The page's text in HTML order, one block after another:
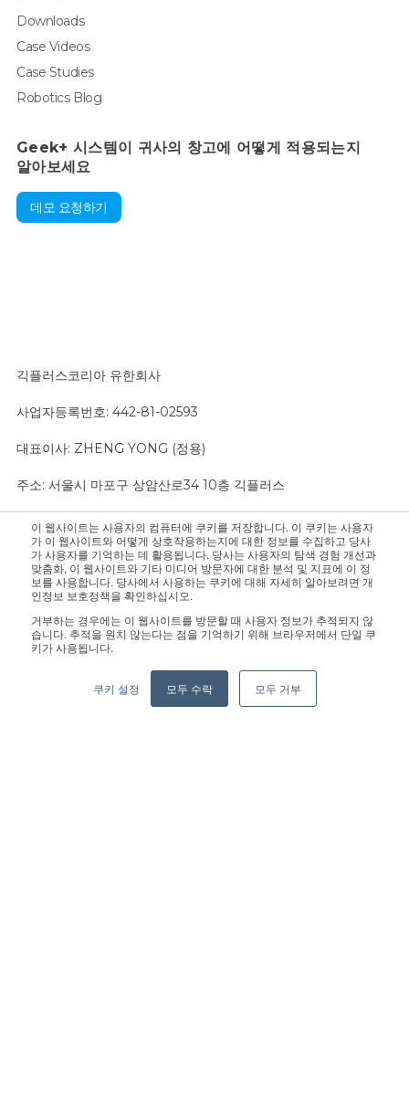
이 웹사이트는 사용자의 컴퓨터에 쿠키를 저장합니다. 이 쿠키는 사용자
가 이 웹사이트와 어떻게 상호작용하는지에 대한 정보를 수집하고 당사
가 사용자를 기억하는 데 활용됩니다. 당사는 사용자의 탐색 경험 개선과
맞춤화, 이 웹사이트와 기타 미디어 방문자에 대한 분석 및 지표에 이 정
보를 사용합니다. 당사에서 사용하는 쿠키에 대해 자세히 알아보려면 개
인정보 보호정책을 확인하십시오.
거부하는 경우에는 이 웹사이트를 방문할 때 사용자 정보가 추적되지 않
습니다. 추적을 원치 않는다는 점을 기억하기 위해 브라우저에서 단일 쿠
키가 사용됩니다.
쿠키 설정 모두 수락 모두 거부
Downloads
Case Videos
Case Studies
Robotics Blog
Geek+ 시스템이 귀사의 창고에 어떻게 적용되는지
알아보세요
데모 요청하기
긱플러스코리아 유한회사
사업자등록번호: 442-81-02593
대표이사: ZHENG YONG (정용)
주소: 서울시 마포구 상암산로34 10층 긱플러스
문의 사항은 영업팀으로 연락 주십시오.:sales@geekplus.com. 홍
보 관련 문의는 홍보팀으로 연락 바랍니다.:pr@geekplus.com
Copyright © 2026 Geekplus Technology Co., Ltd. All rights
reserved.